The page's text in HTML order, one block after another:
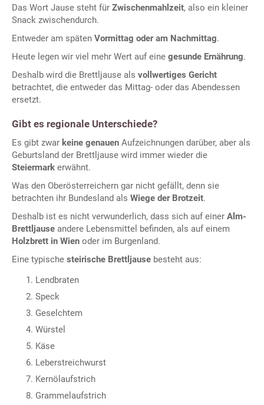
Das Wort Jause steht für Zwischenmahlzeit, also ein kleiner
Snack zwischendurch.
Entweder am späten Vormittag oder am Nachmittag.
Heute legen wir viel mehr Wert auf eine gesunde Ernährung.
Deshalb wird die Brettljause als vollwertiges Gericht
betrachtet, die entweder das Mittag- oder das Abendessen
ersetzt.
Gibt es regionale Unterschiede?
Es gibt zwar keine genauen Aufzeichnungen darüber, aber als
Geburtsland der Brettljause wird immer wieder die
Steiermark erwähnt.
Was den Oberösterreichern gar nicht gefällt, denn sie
betrachten ihr Bundesland als Wiege der Brotzeit.
Deshalb ist es nicht verwunderlich, dass sich auf einer Alm-
Brettljause andere Lebensmittel befinden, als auf einem
Holzbrett in Wien oder im Burgenland.
Eine typische steirische Brettljause besteht aus:
Lendbraten
Speck
Geselchtem
Würstel
Käse
Leberstreichwurst
Kernölaufstrich
Grammelaufstrich